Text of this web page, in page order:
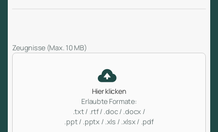
Zeugnisse (Max. 10 MB)
Hier klicken
Erlaubte Formate:
.txt / .rtf / .doc / .docx /
.ppt / .pptx / .xls / .xlsx / .pdf